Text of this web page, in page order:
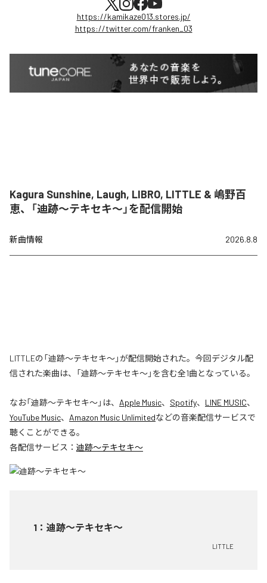
https://kamikaze013.stores.jp/
https://twitter.com/franken_03
Kagura Sunshine, Laugh, LIBRO, LITTLE & 嶋野百
恵、「迪跡〜テキセキ〜」を配信開始
新曲情報 2026.8.8
LITTLEの「迪跡〜テキセキ〜」が配信開始された。今回デジタル配
信された楽曲は、「迪跡〜テキセキ〜」を含む全1曲となっている。
なお「迪跡〜テキセキ〜」は、 Apple Music、 Spotify、 LINE MUSIC、
YouTube Music、 Amazon Music Unlimitedなどの音楽配信サービスで
聴くことができる。
各配信サービス： 迪跡〜テキセキ〜
1 ： 迪跡〜テキセキ〜
LITTLE